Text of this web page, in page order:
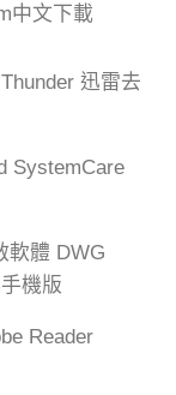
中文下載
迅雷去
SystemCare
軟體 DWG
機版
Reader